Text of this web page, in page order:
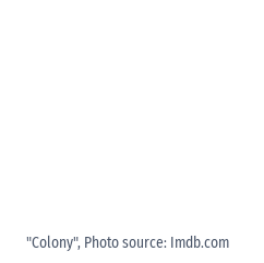
"Colony", Photo source: Imdb.com